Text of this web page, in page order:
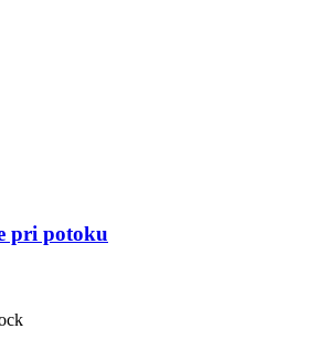
pri potoku